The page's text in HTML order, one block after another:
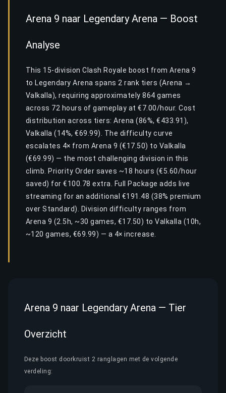
Arena 9 naar Legendary Arena — Boost
Analyse
This 15-division Clash Royale boost from Arena 9
to Legendary Arena spans 2 rank tiers (Arena →
Valkalla), requiring approximately 864 games
across 72 hours of gameplay at €7.00/hour. Cost
distribution across tiers: Arena (86%, €433.91),
Valkalla (14%, €69.99). The difficulty curve
escalates 4× from Arena 9 (€17.50) to Valkalla
(€69.99) — the most challenging division in this
climb. Priority Order saves ~18 hours (€5.60/hour
saved) for €100.78 extra. Full Package adds live
streaming for an additional €191.48 (38% premium
over Standard). Division difficulty ranges from
Arena 9 (2.5h, ~30 games, €17.50) to Valkalla (10h,
~120 games, €69.99) — a 4× increase.
Arena 9 naar Legendary Arena — Tier
Overzicht
Deze boost doorkruist 2 ranglagen met de volgende
verdeling: